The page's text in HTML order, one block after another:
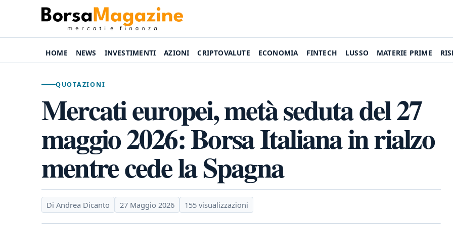
HOME NEWS INVESTIMENTI AZIONI CRIPTOVALUTE ECONOMIA FINTECH LUSSO MATERIE PRIME
QUOTAZIONI
Mercati europei, metà seduta del 27
maggio 2026: Borsa Italiana in rialzo
mentre cede la Spagna
Di Andrea Dicanto 27 Maggio 2026 155 visualizzazioni